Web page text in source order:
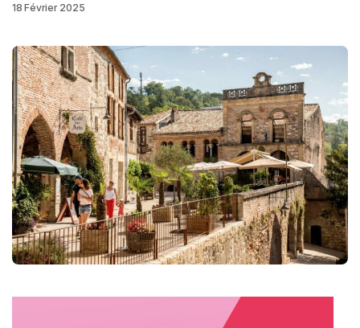
18 Février 2025